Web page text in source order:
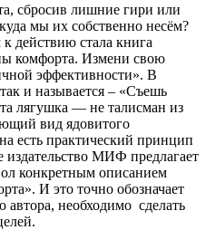
сбросив лишние гири или
мы их собственно несём?
действию стала книга
комфорта. Измени свою
эффективности». В
и называется – «Съешь
лягушка — не талисман из
вид ядовитого
есть практический принцип
издательство МИФ предлагает
конкретным описанием
И это точно обозначает
необходимо сделать